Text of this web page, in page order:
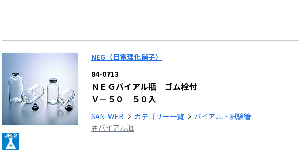
NEG（日電理化硝子）
84-0713
ＮＥＧバイアル瓶 ゴム栓付
Ｖ－５０ ５０入
SAN-WEB カテゴリー一覧
バイアル・試験管
＃バイアル瓶